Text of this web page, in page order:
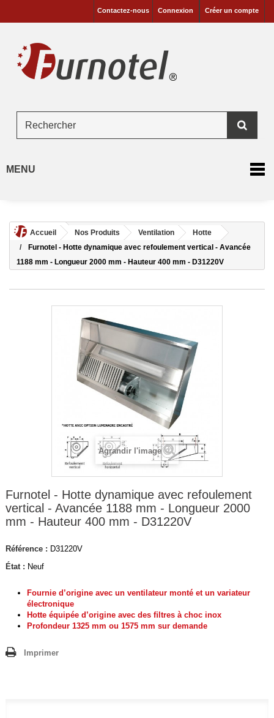
Créer un compte
Connexion
Contactez-nous
MENU
Accueil Nos Produits Ventilation
Hotte
Furnotel - Hotte dynamique avec refoulement vertical - Avancée
1188 mm - Longueur 2000 mm - Hauteur 400 mm - D31220V
Agrandir l'image
Furnotel - Hotte dynamique avec refoulement
vertical - Avancée 1188 mm - Longueur 2000
mm - Hauteur 400 mm - D31220V
Référence : D31220V
État : Neuf
Fournie d’origine avec un ventilateur monté et un variateur
électronique
Hotte équipée d’origine avec des ﬁltres à choc inox
Profondeur 1325 mm ou 1575 mm sur demande
Imprimer